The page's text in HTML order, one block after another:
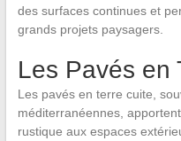
des surfaces continues et
grands projets paysagers.
Les Pavés en
Les pavés en terre cuite,
méditerranéennes,
rustique aux espaces